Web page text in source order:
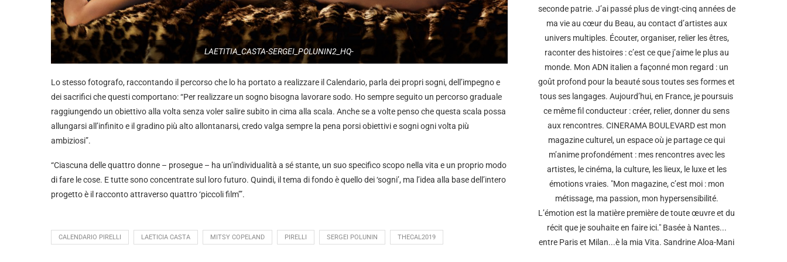
LAETITIA_CASTA-SERGEI_POLUNIN2_HQ-
Lo stesso fotografo, raccontando il percorso che lo ha portato a realizzare il Calendario, parla dei propri sogni, dell’impegno e
dei sacrifici che questi comportano: “Per realizzare un sogno bisogna lavorare sodo. Ho sempre seguito un percorso graduale
raggiungendo un obiettivo alla volta senza voler salire subito in cima alla scala. Anche se a volte penso che questa scala possa
allungarsi all’infinito e il gradino più alto allontanarsi, credo valga sempre la pena porsi obiettivi e sogni ogni volta più
ambiziosi”.
“Ciascuna delle quattro donne – prosegue – ha un’individualità a sé stante, un suo specifico scopo nella vita e un proprio modo
di fare le cose. E tutte sono concentrate sul loro futuro. Quindi, il tema di fondo è quello dei ‘sogni’, ma l’idea alla base dell’intero
progetto è il racconto attraverso quattro ‘piccoli film’”.
CALENDARIO PIRELLI LAETICIA CASTA MITSY COPELAND PIRELLI SERGEI POLUNIN THECAL2019
seconde patrie. J’ai passé plus de vingt-cinq années de
ma vie au cœur du Beau, au contact d’artistes aux
univers multiples. Écouter, organiser, relier les êtres,
raconter des histoires : c’est ce que j’aime le plus au
monde. Mon ADN italien a façonné mon regard : un
goût profond pour la beauté sous toutes ses formes et
tous ses langages. Aujourd’hui, en France, je poursuis
ce même fil conducteur : créer, relier, donner du sens
aux rencontres. CINERAMA BOULEVARD est mon
magazine culturel, un espace où je partage ce qui
m’anime profondément : mes rencontres avec les
artistes, le cinéma, la culture, les lieux, le luxe et les
émotions vraies. "Mon magazine, c’est moi : mon
métissage, ma passion, mon hypersensibilité.
L’émotion est la matière première de toute œuvre et du
récit que je souhaite en faire ici." Basée à Nantes...
entre Paris et Milan...è la mia Vita. Sandrine Aloa-Mani